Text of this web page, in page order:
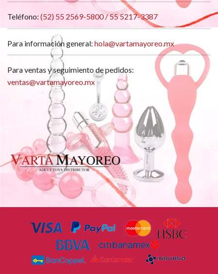
Teléfono: (52) 55 2569-5800 / 55 5217-3387
Para información general: hola@vartamayoreo.mx
Para ventas y seguimiento de pedidos:
ventas@vartamayoreo.mx